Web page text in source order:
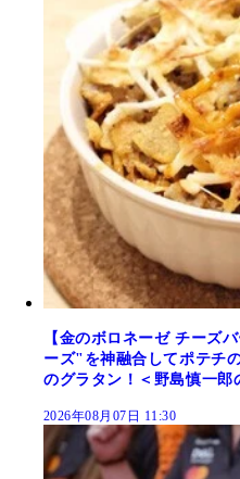
【金のボロネーゼ チーズ
ーズ"を神融合してポテチ
のグラタン！＜野島慎一郎
2026年08月07日 11:30